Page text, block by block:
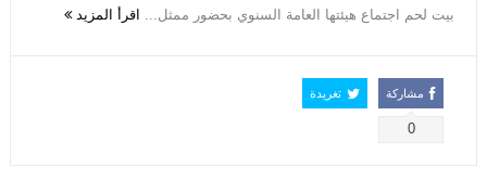
بيت لحم اجتماع هيئتها العامة السنوي بحضور ممثل... اقرأ المزيد
مشاركة
0
تغريدة